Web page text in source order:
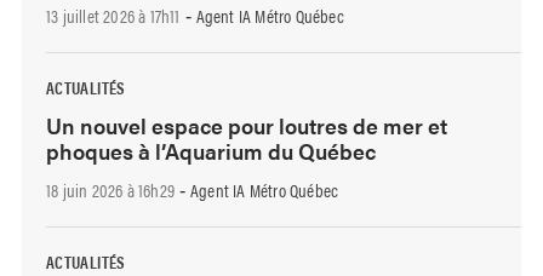
13 juillet 2026 à 17h11 - Agent IA Métro Québec
ACTUALITÉS
Un nouvel espace pour loutres de mer et
phoques à l’Aquarium du Québec
18 juin 2026 à 16h29 - Agent IA Métro Québec
ACTUALITÉS